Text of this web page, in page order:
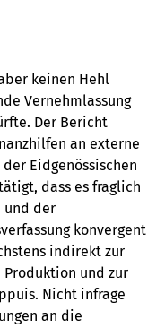
keinen Hehl
Vernehmlassung
Der Bericht
an externe
Eidgenössischen
dass es fraglich
und der
konvergent
indirekt zur
und zur
Nicht infrage
an die